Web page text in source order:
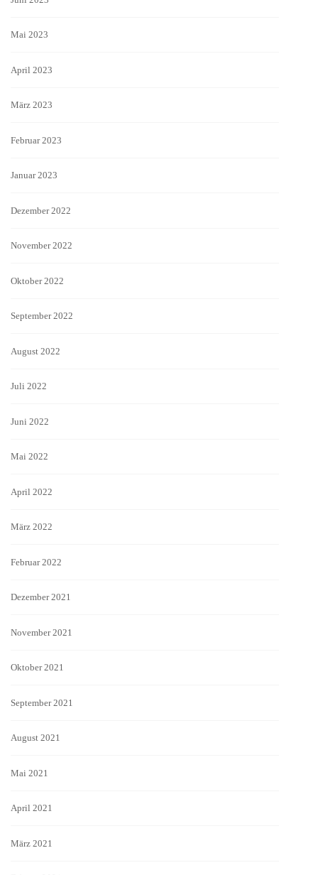
Mai 2023
April 2023
März 2023
Februar 2023
Januar 2023
Dezember 2022
November 2022
Oktober 2022
September 2022
August 2022
Juli 2022
Juni 2022
Mai 2022
April 2022
März 2022
Februar 2022
Dezember 2021
November 2021
Oktober 2021
September 2021
August 2021
Mai 2021
April 2021
März 2021